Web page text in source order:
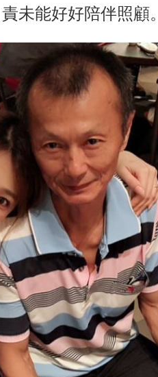
未能好好陪伴照顧。